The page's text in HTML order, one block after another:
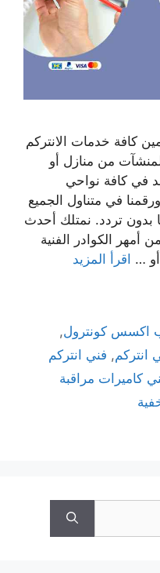
كافة خدمات الانتركم
من منازل أو
في كافة نواحي
مدار 24 ساعة ورقمنا في متناول الجميع
بدون تردد. نمتلك أحدث
أمهر الكوادر الفنية
… اقرأ المزيد
اكسس كونترول,
انتركم, فني انتركم
كاميرات مراقبة